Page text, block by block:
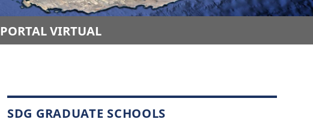
PORTAL VIRTUAL
SDG GRADUATE SCHOOLS